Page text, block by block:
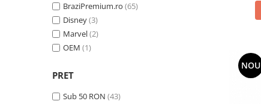
BraziPremium.ro (65)
Disney(3)
Marvel(2)
OEM (1)
PRET
Sub 50 RON (43)
NOU